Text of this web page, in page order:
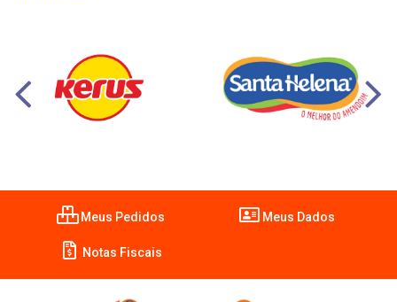
Meus Pedidos Meus Dados
Notas Fiscais